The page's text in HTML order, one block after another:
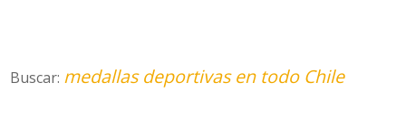
Buscar: medallas deportivas en todo Chile